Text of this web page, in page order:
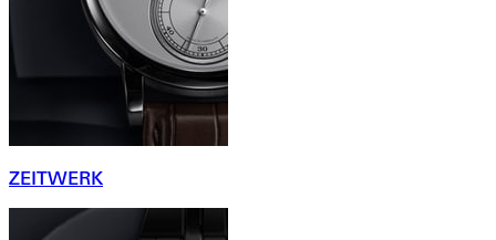
ZEITWERK